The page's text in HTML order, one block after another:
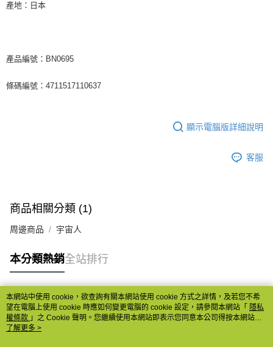
產地：日本
產品編號：BN0695
條碼編號：4711517110637
顯示電腦版詳細說明
客服
商品相關分類 (1)
周邊商品 宇宙人
本分類熱銷全站排行
熱門標籤
本網站中使用 cookie，欲查詢有關本網站使用 cookie 方式之詳情，及若您不希
望在電腦上使用 cookie 時應如何變更電腦的 cookie 設定，請參閱本網站「 隱私
權條款 」之 Cookie 聲明。您繼續使用本網站即表示您同意本公司得按本網站使
用條款之 Cookie 聲明使用 cookie。
了解更多 >